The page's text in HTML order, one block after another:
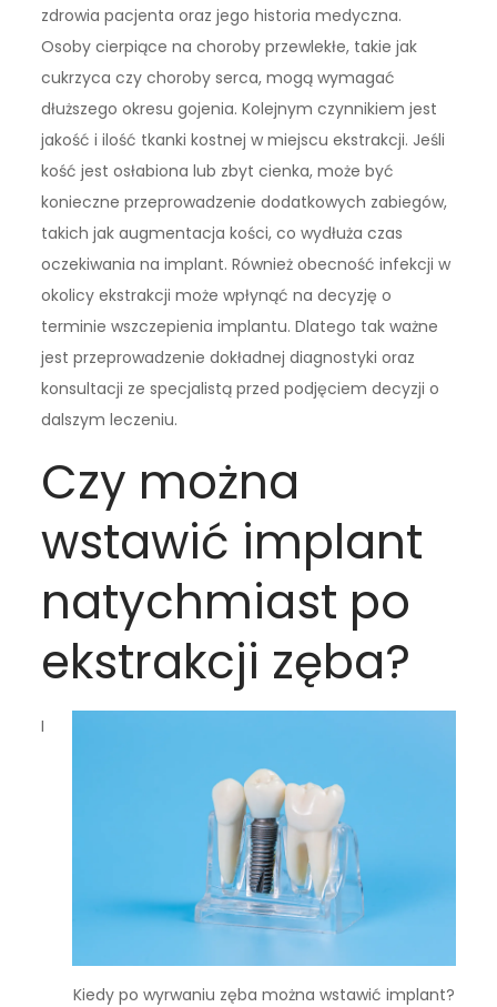
zdrowia pacjenta oraz jego historia medyczna.
Osoby cierpiące na choroby przewlekłe, takie jak
cukrzyca czy choroby serca, mogą wymagać
dłuższego okresu gojenia. Kolejnym czynnikiem jest
jakość i ilość tkanki kostnej w miejscu ekstrakcji. Jeśli
kość jest osłabiona lub zbyt cienka, może być
konieczne przeprowadzenie dodatkowych zabiegów,
takich jak augmentacja kości, co wydłuża czas
oczekiwania na implant. Również obecność infekcji w
okolicy ekstrakcji może wpłynąć na decyzję o
terminie wszczepienia implantu. Dlatego tak ważne
jest przeprowadzenie dokładnej diagnostyki oraz
konsultacji ze specjalistą przed podjęciem decyzji o
dalszym leczeniu.
Czy można
wstawić implant
natychmiast po
ekstrakcji zęba?
Kiedy po wyrwaniu zęba można wstawić implant?
I